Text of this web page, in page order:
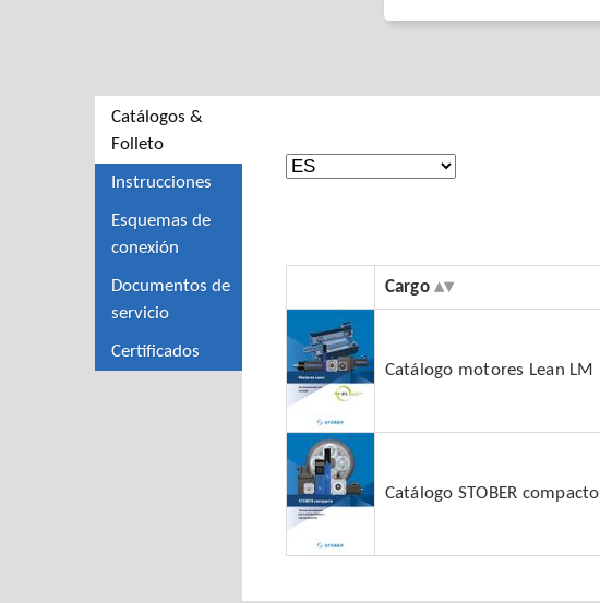
Catálogos &
Folleto
Instrucciones
Esquemas de
conexión
Documentos de
servicio
Certificados
Cargo
Catálogo motores Lean LM
Catálogo STOBER compacto